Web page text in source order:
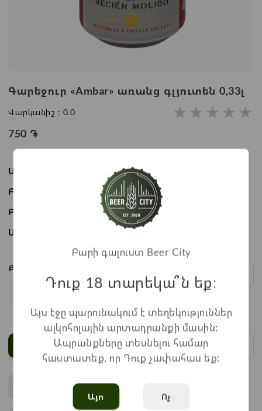
Գարեջուր «Ambar» առանց գլյուտեն 0,33լ
Վարկանիշ : 0.0 ★
★
★
★
★
750 ֏
Առկայություն:
Առկա է
Բաժնի անվանում: Շշալցված գարեջուր
Բրենդ:
Ապրանքի ID:
Քանակ:
x
Ավելացնել
Վճարում
Բարի գալուստ Beer City
Դուք 18 տարեկա՞ն եք։
Այս էջը պարունակում է տեղեկություններ
ալկոհոլային արտադրանքի մասին:
Ապրանքները տեսնելու համար
հաստատեք, որ Դուք չափահաս եք:
Այո Ոչ